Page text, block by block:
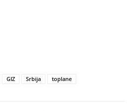
GIZ Srbija toplane